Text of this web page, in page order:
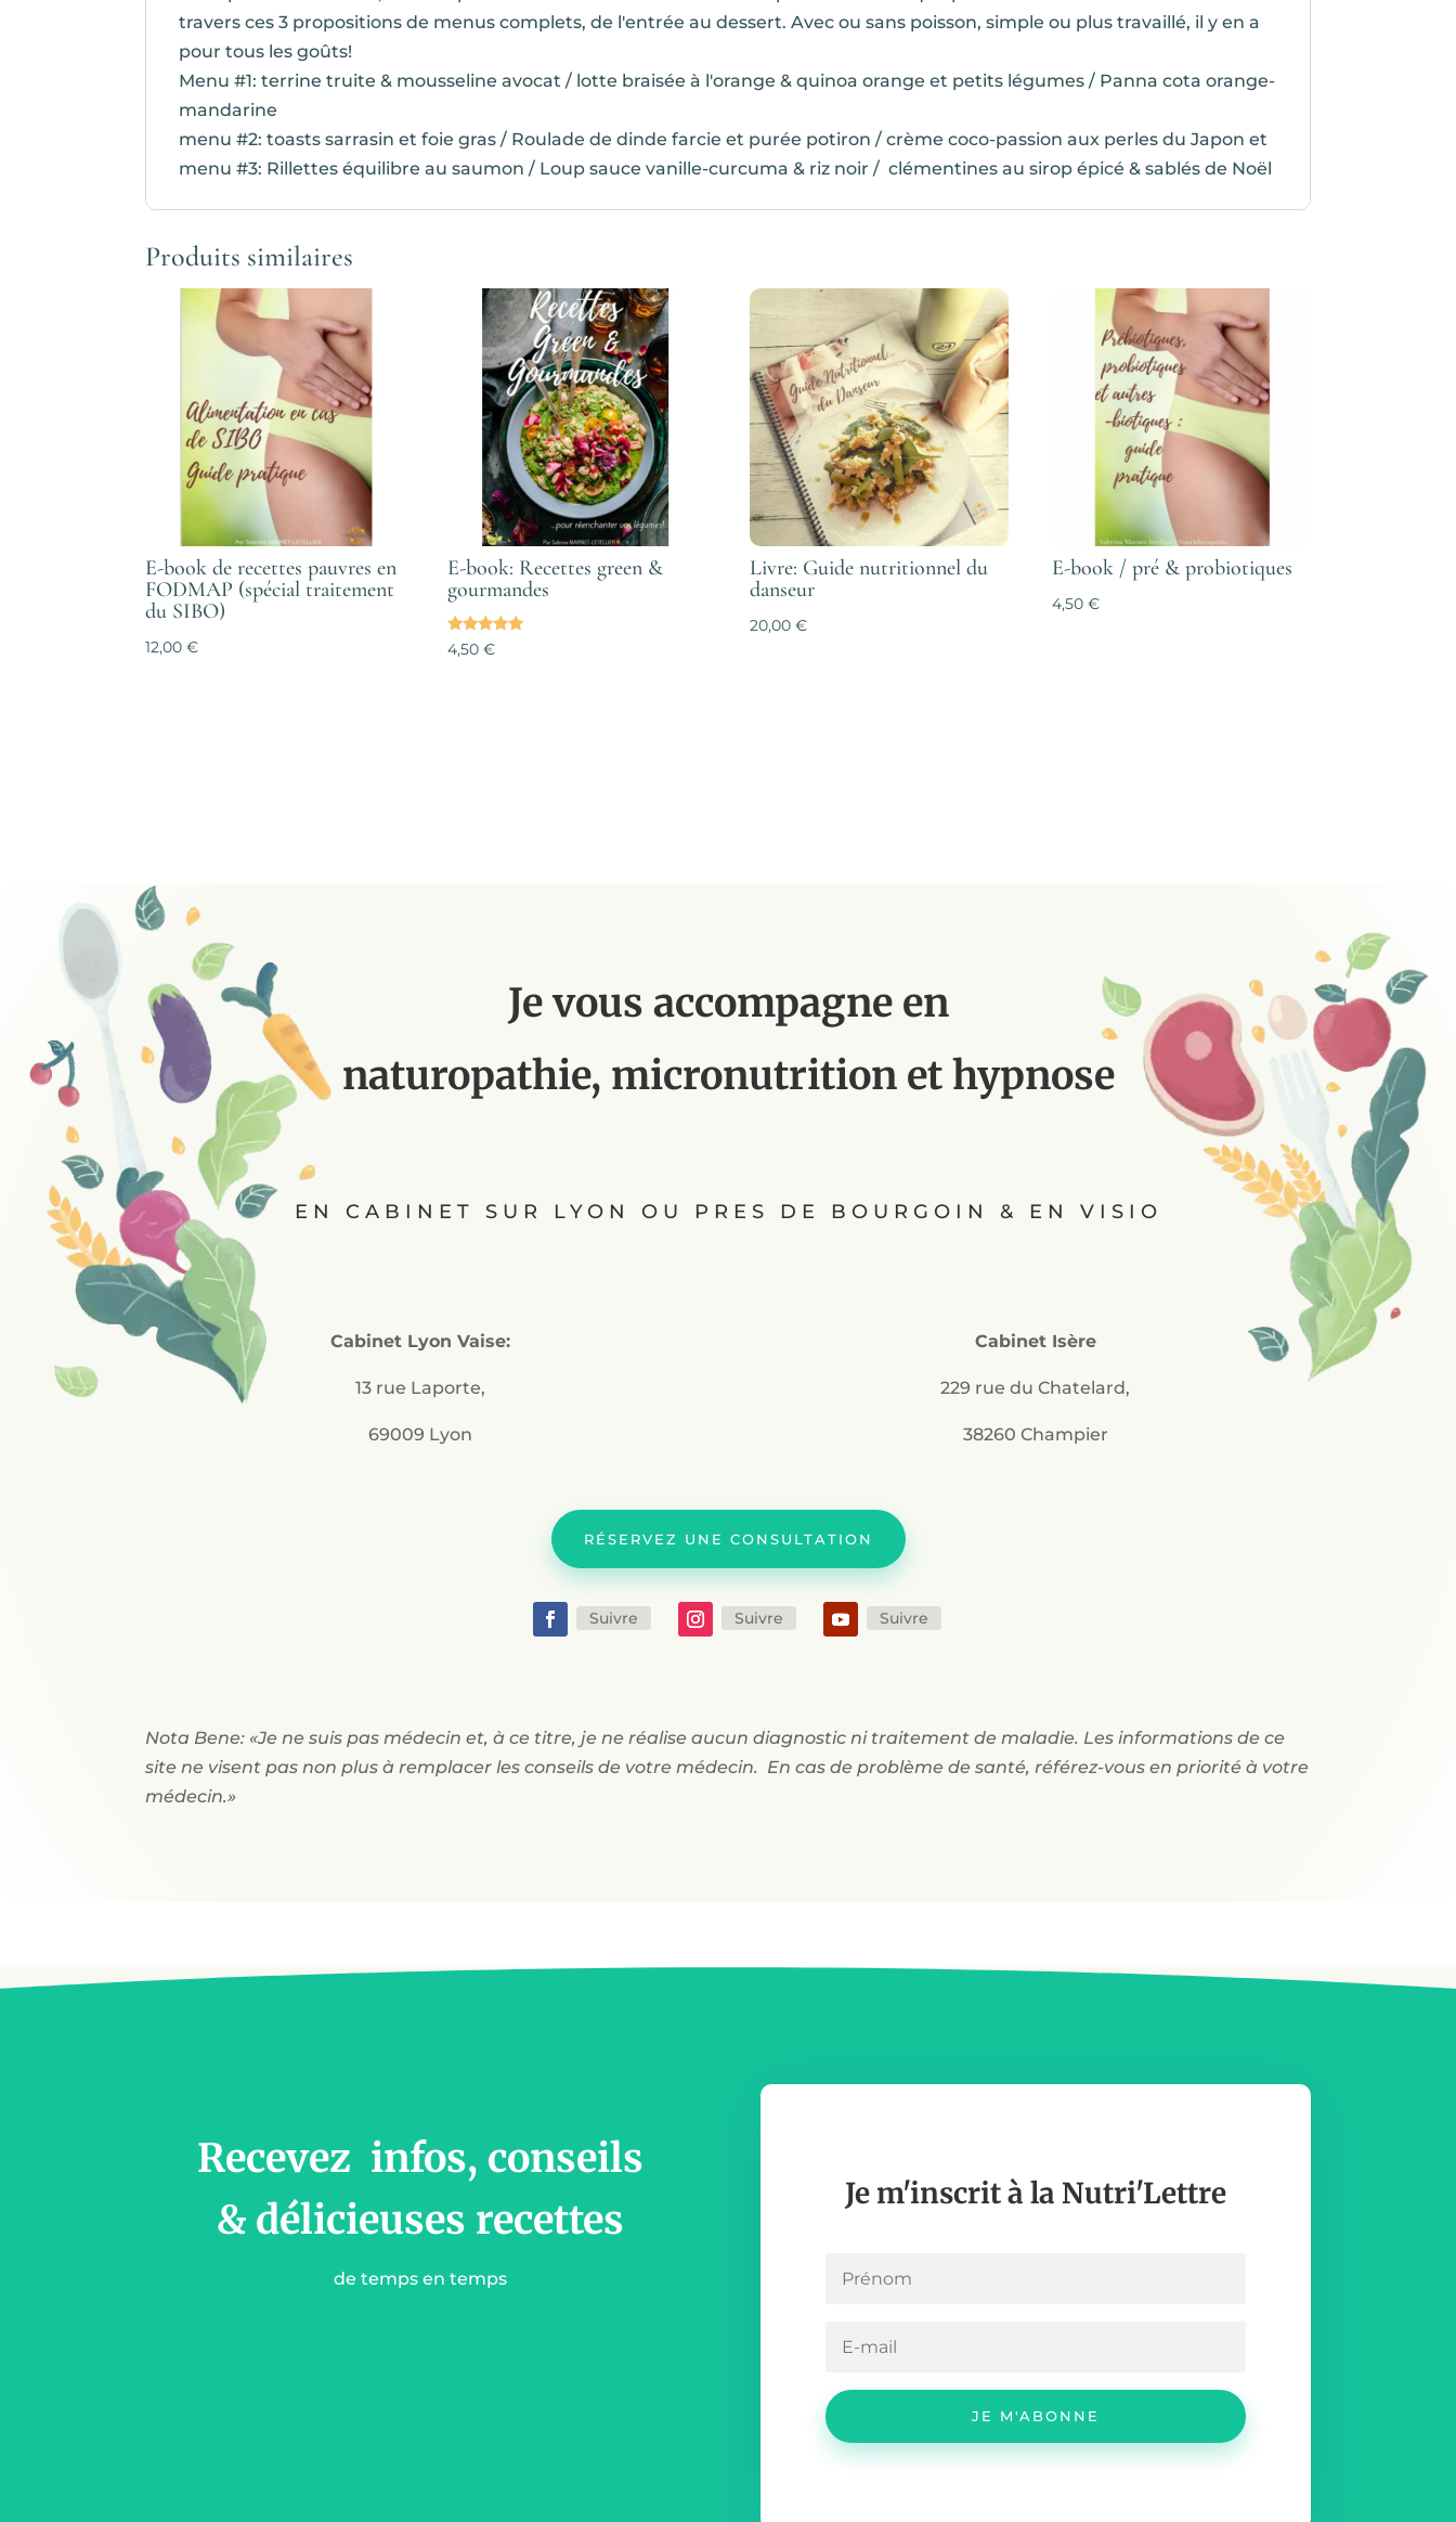
travers ces 3 propositions de menus complets, de l'entrée au dessert. Avec ou sans poisson, simple ou plus travaillé, il y en a
pour tous les goûts!
Menu #1: terrine truite & mousseline avocat / lotte braisée à l'orange & quinoa orange et petits légumes / Panna cota orange-
mandarine
menu #2: toasts sarrasin et foie gras / Roulade de dinde farcie et purée potiron / crème coco-passion aux perles du Japon et
menu #3: Rillettes équilibre au saumon / Loup sauce vanille-curcuma & riz noir / clémentines au sirop épicé & sablés de Noël
Produits similaires
E-book de recettes pauvres en
FODMAP (spécial traitement
du SIBO)
12,00€
E-book: Recettes green &
gourmandes
Note
5.00
4,50€
Livre: Guide nutritionnel du
danseur
20,00€
E-book / pré & probiotiques
4,50€
Je vous accompagne en
naturopathie, micronutrition et hypnose
EN CABINET SUR LYON OU PRES DE BOURGOIN & EN VISIO
Cabinet Lyon Vaise:
13 rue Laporte,
69009 Lyon
Cabinet Isère
229 rue du Chatelard,
38260 Champier
RÉSERVEZ UNE CONSULTATION
Suivre Suivre Suivre
Nota Bene: «Je ne suis pas médecin et, à ce titre, je ne réalise aucun diagnostic ni traitement de maladie. Les informations de ce
site ne visent pas non plus à remplacer les conseils de votre médecin. En cas de problème de santé, référez-vous en priorité à votre
médecin.»
Recevez infos, conseils
& délicieuses recettes
de temps en temps
Je m'inscrit à la Nutri'Lettre
JE M'ABONNE